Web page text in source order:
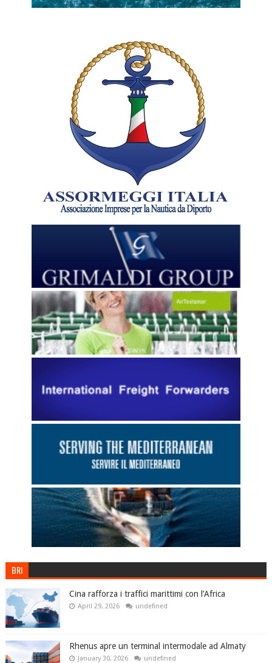
BRI
Cina rafforza i traffici marittimi con l’Africa
April 29, 2026 undefined
Rhenus apre un terminal intermodale ad Almaty
January 30, 2026 undefined